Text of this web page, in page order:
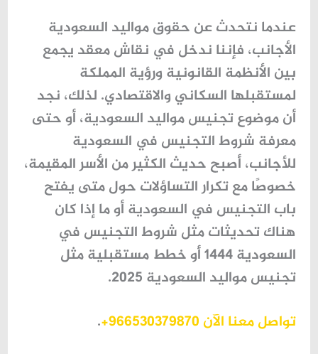
عندما نتحدث عن حقوق مواليد السعودية
الأجانب، فإننا ندخل في نقاش معقد يجمع
بين الأنظمة القانونية ورؤية المملكة
لمستقبلها السكاني والاقتصادي. لذلك، نجد
أن موضوع تجنيس مواليد السعودية، أو حتى
معرفة شروط التجنيس في السعودية
للأجانب، أصبح حديث الكثير من الأسر المقيمة،
خصوصًا مع تكرار التساؤلات حول متى يفتح
باب التجنيس في السعودية أو ما إذا كان
هناك تحديثات مثل شروط التجنيس في
السعودية 1444 أو خطط مستقبلية مثل
تجنيس مواليد السعودية 2025.
تواصل معنا الآن 966530379870+
.